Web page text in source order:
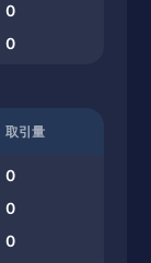
0
0
取引量
0
0
0